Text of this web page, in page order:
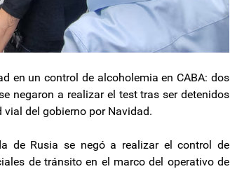
en un control de alcoholemia en CABA: dos
negaron a realizar el test tras ser detenidos
del gobierno por Navidad.
de Rusia se negó a realizar el control de
de tránsito en el marco del operativo de